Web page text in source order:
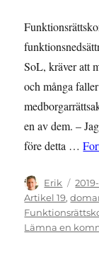
SoL, kräver att
och många
en av dem. –
före detta …
Författare
Erik
den
Artikel 19,
Lämna en